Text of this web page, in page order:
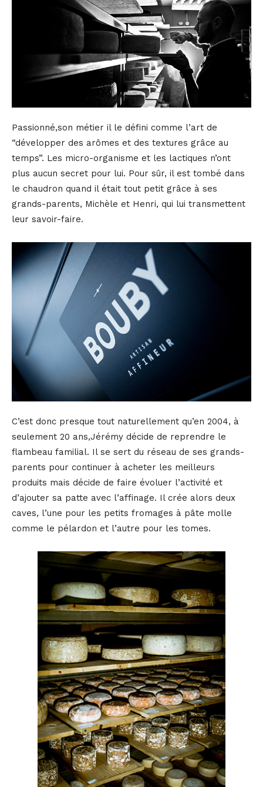
Passionné,son métier il le défini comme l’art de
“développer des arômes et des textures grâce au
temps”. Les micro-organisme et les lactiques n’ont
plus aucun secret pour lui. Pour sûr, il est tombé dans
le chaudron quand il était tout petit grâce à ses
grands-parents, Michèle et Henri, qui lui transmettent
leur savoir-faire.
C’est donc presque tout naturellement qu’en 2004, à
seulement 20 ans,Jérémy décide de reprendre le
flambeau familial. Il se sert du réseau de ses grands-
parents pour continuer à acheter les meilleurs
produits mais décide de faire évoluer l’activité et
d’ajouter sa patte avec l’affinage. Il crée alors deux
caves, l’une pour les petits fromages à pâte molle
comme le pélardon et l’autre pour les tomes.